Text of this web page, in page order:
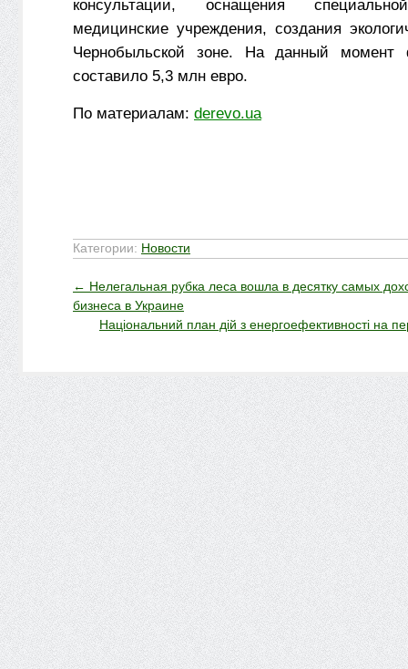
консультации, оснащения
медицинские учреждения, создания
Чернобыльской зоне. На данный момент
составило 5,3 млн евро.
По материалам: derevo.ua
Категории: Новости
← Нелегальная рубка леса вошла в десятку самых
бизнеса в Украине
Національний план дій з енергоефективності на